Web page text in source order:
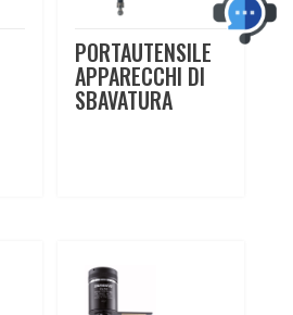
PORTAUTENSILE
APPARECCHI DI
SBAVATURA